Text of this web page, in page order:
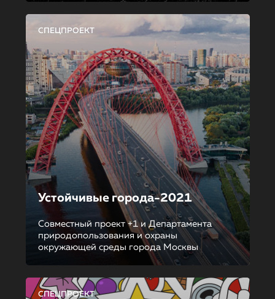
СПЕЦПРОЕКТ
Устойчивые города-2021
Совместный проект +1 и Департамента
природопользования и охраны
окружающей среды города Москвы
СПЕЦПРОЕКТ